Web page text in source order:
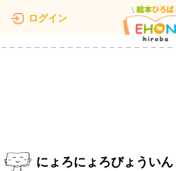
ログイン
にょろにょろびょういん